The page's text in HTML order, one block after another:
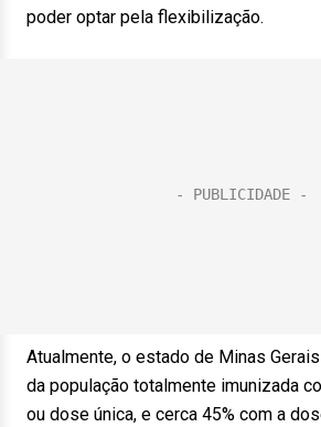
poder optar pela flexibilização.
Atualmente, o estado de Minas
da população totalmente imunizada
ou dose única, e cerca 45% com a